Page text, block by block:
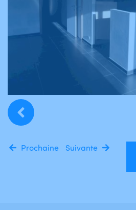
Prochaine Suivante